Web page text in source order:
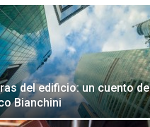
del edificio: un cuento de
Bianchini